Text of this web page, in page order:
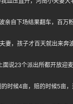
亲自下场结果翻车，百万
妻，孩子才百天就出来奔
面说23个派出所都开放迎
时候4亩，赔的时候5亩